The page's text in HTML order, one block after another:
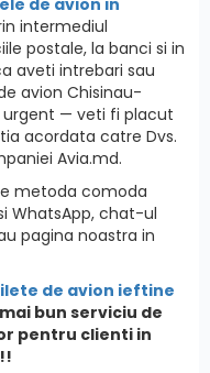
intermediul
postale, la banci si in
aveti intrebari sau
avion Chisinau-
urgent — veti fi placut
acordata catre Dvs.
Avia.md.
metoda comoda
WhatsApp, chat-ul
pagina noastra in
de avion ieftine
bun serviciu de
pentru clienti in